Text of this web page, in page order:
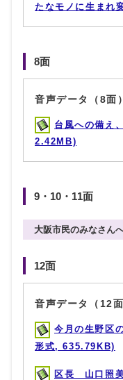
たなモノに生まれ
8面
音声データ（8面）
台風への備え
2.42MB)
9・10・11面
大阪市民のみなさん
12面
音声データ（12面
今月の生野区
形式, 635.79KB)
区長 山口照